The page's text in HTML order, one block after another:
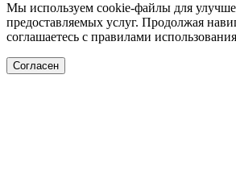
Мы используем cookie-файлы для
предоставляемых услуг. Продолжая
соглашаетесь с правилами
Согласен